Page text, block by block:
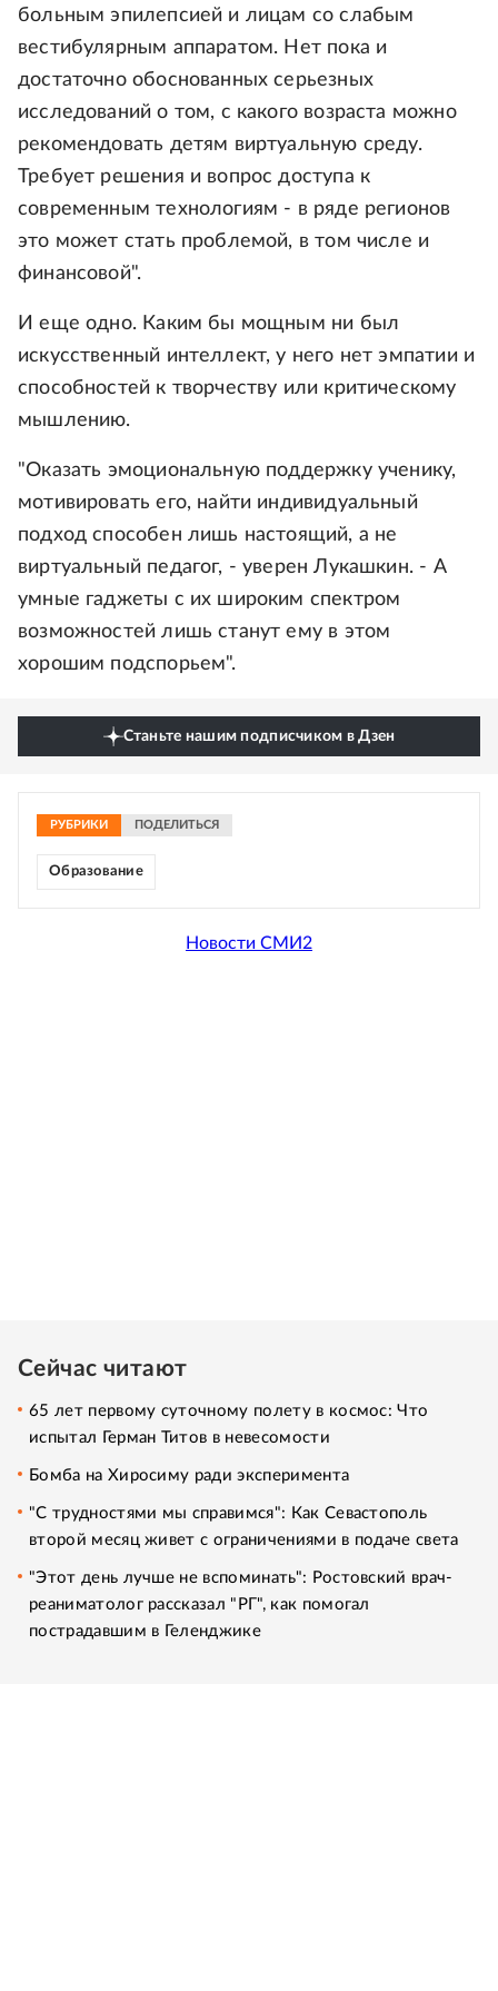
больным эпилепсией и лицам со слабым
вестибулярным аппаратом. Нет пока и
достаточно обоснованных серьезных
исследований о том, с какого возраста можно
рекомендовать детям виртуальную среду.
Требует решения и вопрос доступа к
современным технологиям - в ряде регионов
это может стать проблемой, в том числе и
финансовой".
И еще одно. Каким бы мощным ни был
искусственный интеллект, у него нет эмпатии и
способностей к творчеству или критическому
мышлению.
"Оказать эмоциональную поддержку ученику,
мотивировать его, найти индивидуальный
подход способен лишь настоящий, а не
виртуальный педагог, - уверен Лукашкин. - А
умные гаджеты с их широким спектром
возможностей лишь станут ему в этом
хорошим подспорьем".
Станьте нашим подписчиком в Дзен
РУБРИКИ ПОДЕЛИТЬСЯ
Образование
Новости СМИ2
Сейчас читают
65 лет первому суточному полету в космос: Что
испытал Герман Титов в невесомости
Бомба на Хиросиму ради эксперимента
"С трудностями мы справимся": Как Севастополь
второй месяц живет с ограничениями в подаче света
"Этот день лучше не вспоминать": Ростовский врач-
реаниматолог рассказал "РГ", как помогал
пострадавшим в Геленджике